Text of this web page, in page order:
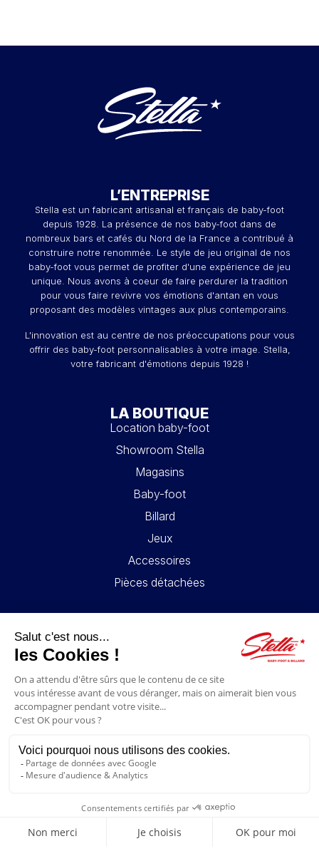
L’ENTREPRISE
Stella est un fabricant artisanal et français de baby-foot
depuis 1928. La présence de nos baby-foot dans de
nombreux bars et cafés du Nord de la France a contribué à
construire notre renommée. Le style de jeu original de nos
baby-foot vous permet de profiter d'une expérience de jeu
unique. Nous avons à coeur de faire perdurer la tradition
pour vous faire revivre vos émotions d'antan en vous
proposant des modèles vintages aux plus contemporains.
L'innovation est au centre de nos préoccupations pour vous
offrir des baby-foot personnalisables à votre image. Stella,
votre fabricant d'émotions depuis 1928 !
LA BOUTIQUE
Location baby-foot
Showroom Stella
Magasins
Baby-foot
Billard
Jeux
Accessoires
Pièces détachées
CGV
Mon compte
FAQ
NOUS SUIVRE